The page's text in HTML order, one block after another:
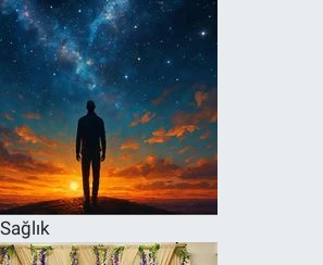
Sağlık